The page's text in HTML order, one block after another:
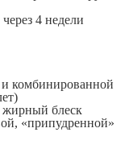
4 недели
комбинированной
жирный блеск
«припудренной»